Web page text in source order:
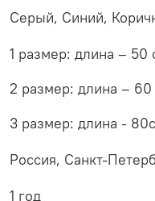
Серый, Синий,
1 размер: длина –
2 размер: длина –
3 размер: длина -
Россия, Санкт-
1 год